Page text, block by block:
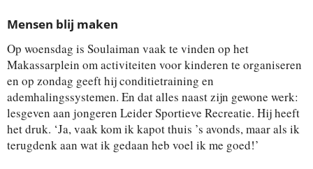
Mensen blij maken
Op woensdag is Soulaiman vaak te vinden op het
Makassarplein om activiteiten voor kinderen te organiseren
en op zondag geeft hij conditietraining en
ademhalingssystemen. En dat alles naast zijn gewone werk:
lesgeven aan jongeren Leider Sportieve Recreatie. Hij heeft
het druk. ‘Ja, vaak kom ik kapot thuis ’s avonds, maar als ik
terugdenk aan wat ik gedaan heb voel ik me goed!’